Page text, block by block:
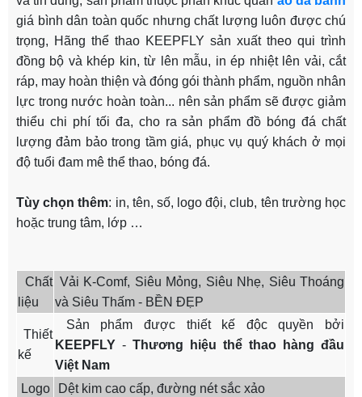
giá bình dân toàn quốc nhưng chất lượng luôn được chú
trọng, Hãng thể thao KEEPFLY sản xuất theo qui trình
đồng bộ và khép kin, từ lên mẫu, in ép nhiệt lên vải, cắt
ráp, may hoàn thiện và đóng gói thành phẩm, nguồn nhân
lực trong nước hoàn toàn... nên sản phẩm sẽ được giảm
thiểu chi phí tối đa, cho ra sản phẩm đồ bóng đá chất
lượng đảm bảo trong tầm giá, phục vụ quý khách ở mọi
độ tuổi đam mê thể thao, bóng đá.
Tùy chọn thêm: in, tên, số, logo đội, club, tên trường học
hoặc trung tâm, lớp …
Chất
liệu
Vải K-Comf, Siêu Mỏng, Siêu Nhẹ, Siêu Thoáng
và Siêu Thấm - BỀN ĐẸP
Thiết
kế
Sản phẩm được thiết kế độc quyền bởi
KEEPFLY - Thương hiệu thể thao hàng đầu
Việt Nam
Logo
Dệt kim cao cấp, đường nét sắc xảo